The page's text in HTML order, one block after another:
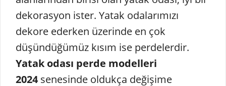
dekorasyon ister. Yatak odalarımızı
dekore ederken üzerinde en çok
düşündüğümüz kısım ise perdelerdir.
Yatak odası perde modelleri
2024senesinde oldukça değişime